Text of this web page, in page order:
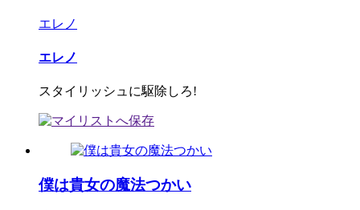
エレノ
エレノ
スタイリッシュに駆除しろ!
僕は貴女の魔法つかい